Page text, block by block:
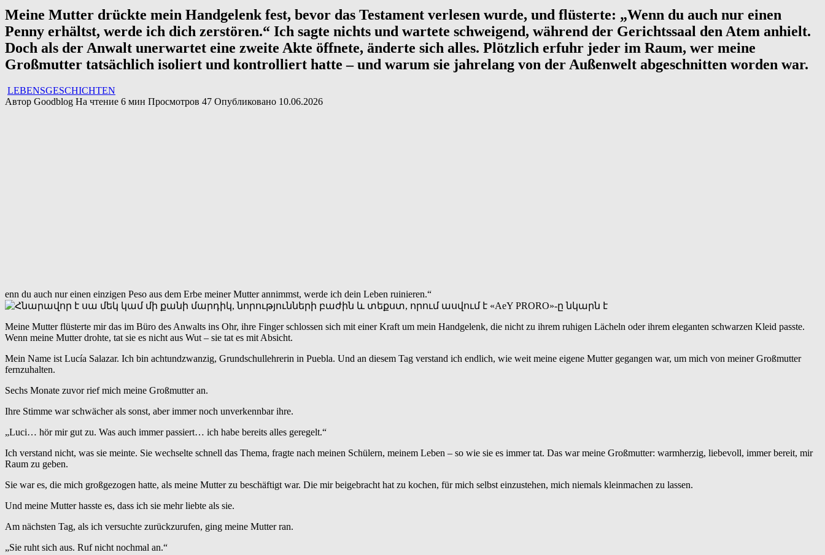
Meine Mutter drückte mein Handgelenk fest, bevor das Testament verlesen wurde, und flüsterte: „Wenn du auch nur einen
Penny erhältst, werde ich dich zerstören.“ Ich sagte nichts und wartete schweigend, während der Gerichtssaal den Atem anhielt.
Doch als der Anwalt unerwartet eine zweite Akte öffnete, änderte sich alles. Plötzlich erfuhr jeder im Raum, wer meine
Großmutter tatsächlich isoliert und kontrolliert hatte – und warum sie jahrelang von der Außenwelt abgeschnitten worden war.
LEBENSGESCHICHTEN
Автор Goodblog На чтение 6 мин Просмотров 47 Опубликовано 10.06.2026
enn du auch nur einen einzigen Peso aus dem Erbe meiner Mutter annimmst, werde ich dein Leben ruinieren.“
Meine Mutter flüsterte mir das im Büro des Anwalts ins Ohr, ihre Finger schlossen sich mit einer Kraft um mein Handgelenk, die nicht zu ihrem ruhigen Lächeln oder ihrem eleganten schwarzen Kleid passte.
Wenn meine Mutter drohte, tat sie es nicht aus Wut – sie tat es mit Absicht.
Mein Name ist Lucía Salazar. Ich bin achtundzwanzig, Grundschullehrerin in Puebla. Und an diesem Tag verstand ich endlich, wie weit meine eigene Mutter gegangen war, um mich von meiner Großmutter
fernzuhalten.
Sechs Monate zuvor rief mich meine Großmutter an.
Ihre Stimme war schwächer als sonst, aber immer noch unverkennbar ihre.
„Luci… hör mir gut zu. Was auch immer passiert… ich habe bereits alles geregelt.“
Ich verstand nicht, was sie meinte. Sie wechselte schnell das Thema, fragte nach meinen Schülern, meinem Leben – so wie sie es immer tat. Das war meine Großmutter: warmherzig, liebevoll, immer bereit, mir
Raum zu geben.
Sie war es, die mich großgezogen hatte, als meine Mutter zu beschäftigt war. Die mir beigebracht hat zu kochen, für mich selbst einzustehen, mich niemals kleinmachen zu lassen.
Und meine Mutter hasste es, dass ich sie mehr liebte als sie.
Am nächsten Tag, als ich versuchte zurückzurufen, ging meine Mutter ran.
„Sie ruht sich aus. Ruf nicht nochmal an.“